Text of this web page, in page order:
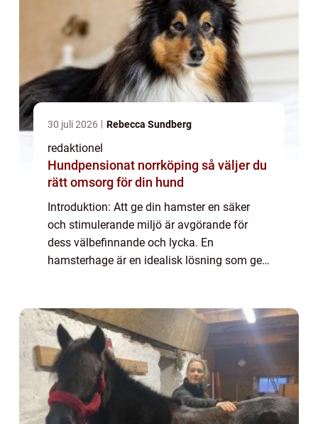
30 juli 2026 Rebecca Sundberg
redaktionel
Hundpensionat norrköping så väljer du
rätt omsorg för din hund
Introduktion: Att ge din hamster en säker
och stimulerande miljö är avgörande för
dess välbefinnande och lycka. En
hamsterhage är en idealisk lösning som ger
a...